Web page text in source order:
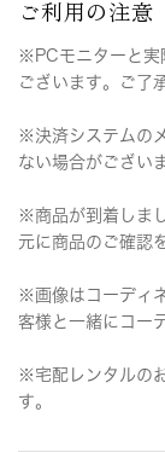
ご利用の注意
※PCモニターと実
ございます。ご了
※決済システムの
ない場合がござい
※商品が到着しま
元に商品のご確認
※画像はコーディ
客様と一緒にコー
※宅配レンタルの
す。